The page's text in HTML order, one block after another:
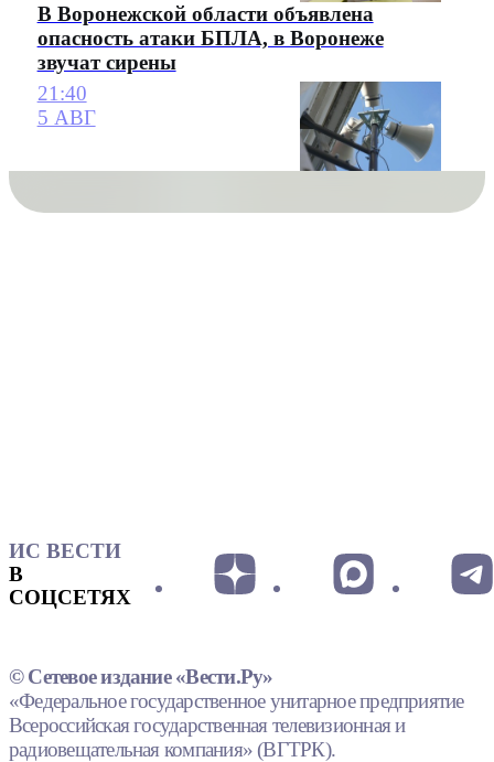
В Воронежской области объявлена
опасность атаки БПЛА, в Воронеже
звучат сирены
21:40
5 АВГ
ИС ВЕСТИ
В
СОЦСЕТЯХ
© Сетевое издание «Вести.Ру»
«Федеральное государственное унитарное предприятие
Всероссийская государственная телевизионная и
радиовещательная компания» (ВГТРК).